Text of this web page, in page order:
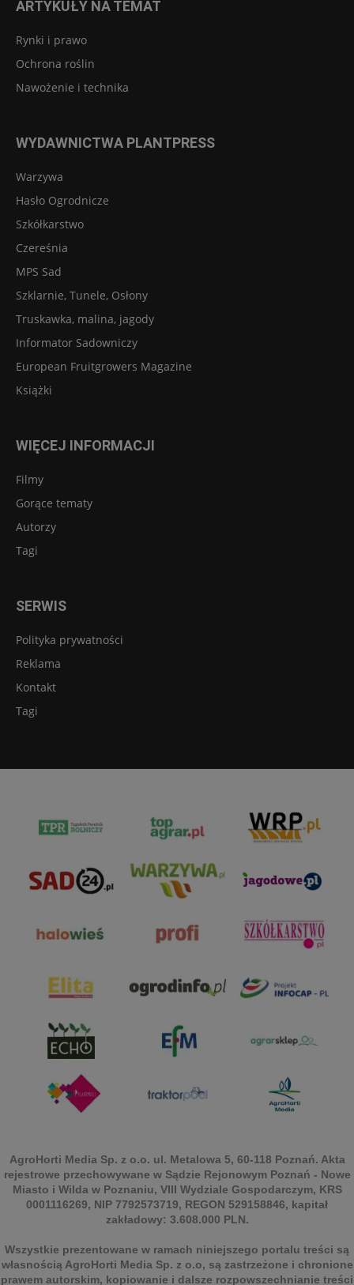
ARTYKUŁY NA TEMAT
Rynki i prawo
Ochrona roślin
Nawożenie i technika
WYDAWNICTWA PLANTPRESS
Warzywa
Hasło Ogrodnicze
Szkółkarstwo
Czereśnia
MPS Sad
Szklarnie, Tunele, Osłony
Truskawka, malina, jagody
Informator Sadowniczy
European Fruitgrowers Magazine
Książki
WIĘCEJ INFORMACJI
Filmy
Gorące tematy
Autorzy
Tagi
SERWIS
Polityka prywatności
Reklama
Kontakt
Tagi
AgroHorti Media Sp. z o.o. ul. Metalowa 5, 60-118 Poznań. Akta
rejestrowe przechowywane w Sądzie Rejonowym Poznań - Nowe
Miasto i Wilda w Poznaniu, VIII Wydziale Gospodarczym, KRS
0001116269, NIP 7792573719, REGON 529158846, kapitał
zakładowy: 3.608.000 PLN.
Wszystkie prezentowane w ramach niniejszego portalu treści są
własnością AgroHorti Media Sp. z o.o, są zastrzeżone i chronione
prawem autorskim, kopiowanie i dalsze rozpowszechnianie treści